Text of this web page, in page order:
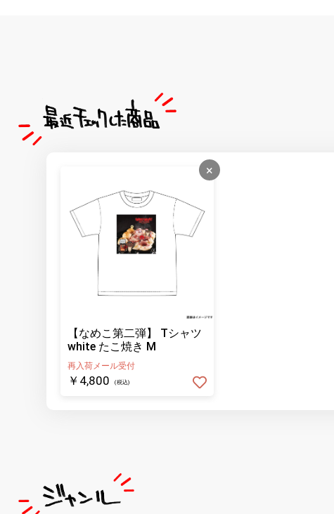
×
【なめこ第二弾】 Tシャツ
white たこ焼き M
再入荷メール受付
￥4,800 (税込)